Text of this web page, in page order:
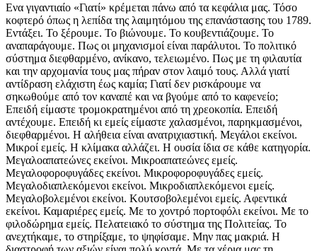
Ενα γιγαντιαίο «Γιατί» κρέμεται πάνω από τα κεφάλια μας. Τόσο
κοφτερό όπως η λεπίδα της λαιμητόμου της επανάστασης του 1789.
Εντάξει. Το ξέρουμε. Το βιώνουμε. Το κουβεντιάζουμε. Το
αναπαράγουμε. Πως οι μηχανισμοί είναι παράλυτοι. Το πολιτικό
σύστημα διεφθαρμένο, ανίκανο, τελειωμένο. Πως με τη φιλαυτία
και την αρχομανία τους μας πήραν στον λαιμό τους. Αλλά γιατί
αντίδραση ελάχιστη έως καμία; Γιατί δεν ρισκάρουμε να
σηκωθούμε από τον καναπέ και να βγούμε από το καφενείο;
Επειδή είμαστε τρομοκρατημένοι από τη χρεοκοπία. Επειδή
αντέχουμε. Επειδή κι εμείς είμαστε χαλασμένοι, παρηκμασμένοι,
διεφθαρμένοι. Η αλήθεια είναι ανατριχιαστική. Μεγάλοι εκείνοι.
Μικροί εμείς. Η κλίμακα αλλάζει. Η ουσία ίδια σε κάθε κατηγορία.
Μεγαλοαπατεώνες εκείνοι. Μικροαπατεώνες εμείς.
Μεγαλοφοροφυγάδες εκείνοι. Μικροφοροφυγάδες εμείς.
Μεγαλοδιαπλεκόμενοι εκείνοι. Μικροδιαπλεκόμενοι εμείς.
Μεγαλοβολεμένοι εκείνοι. Κουτσοβολεμένοι εμείς. Αφεντικά
εκείνοι. Καμαριέρες εμείς. Με το χοντρό πορτοφόλι εκείνοι. Με το
φιλοδώρημα εμείς. Πελατειακό το σύστημα της Πολιτείας. Το
ανεχτήκαμε, το στηρίξαμε, το ψηφίσαμε. Μην πας μακριά. Η